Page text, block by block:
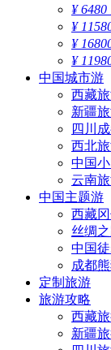
¥ 6480
¥
¥
¥
中国城市游
西藏
新疆
四川
西北
中国
云南
中国主题游
西藏
丝绸
中国
成都
定制旅游
旅游攻略
西藏
新疆